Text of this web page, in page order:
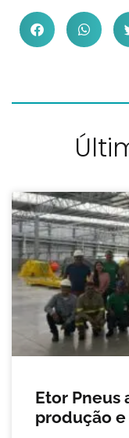
Etor Pneus
produção e